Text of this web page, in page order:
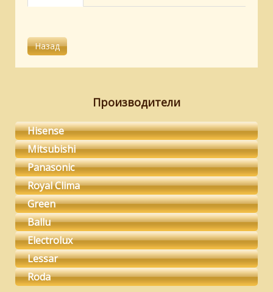
Производители
Hisense
Mitsubishi
Panasonic
Royal Clima
Green
Ballu
Electrolux
Lessar
Roda